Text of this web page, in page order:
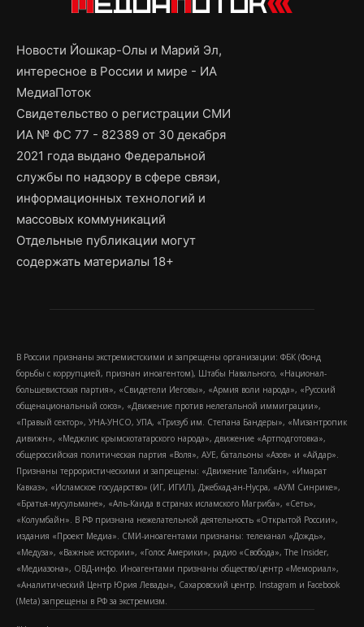
Новости Йошкар-Олы и Марий Эл,
интересное в России и мире - ИА
МедиаПоток
Свидетельство о регистрации СМИ
ИА № ФС 77 - 82389 от 30 декабря
2021 года выдано Федеральной
службы по надзору в сфере связи,
информационных технологий и
массовых коммуникаций
Отдельные публикации могут
содержать материалы 18+
В России признаны экстремистскими и запрещены организации: ФБК (Фонд
борьбы с коррупцией, признан иноагентом), Штабы Навального, «Национал-
большевистская партия», «Свидетели Иеговы», «Армия воли народа», «Русский
общенациональный союз», «Движение против нелегальной иммиграции»,
«Правый сектор», УНА-УНСО, УПА, «Тризуб им. Степана Бандеры», «Мизантропик
дивижн», «Меджлис крымскотатарского народа», движение «Артподготовка»,
общероссийская политическая партия «Воля», АУЕ, батальоны «Азов» и «Айдар».
Признаны террористическими и запрещены: «Движение Талибан», «Имарат
Кавказ», «Исламское государство» (ИГ, ИГИЛ), Джебхад-ан-Нусра, «АУМ Синрике»,
«Братья-мусульмане», «Аль-Каида в странах исламского Магриба», «Сеть»,
«Колумбайн». В РФ признана нежелательной деятельность «Открытой России»,
издания «Проект Медиа». СМИ-иноагентами признаны: телеканал «Дождь»,
«Медуза», «Важные истории», «Голос Америки», радио «Свобода», The Insider,
«Медиазона», ОВД-инфо. Иноагентами признаны общество/центр «Мемориал»,
«Аналитический Центр Юрия Левады», Сахаровский центр. Instagram и Facebook
(Metа) запрещены в РФ за экстремизм.